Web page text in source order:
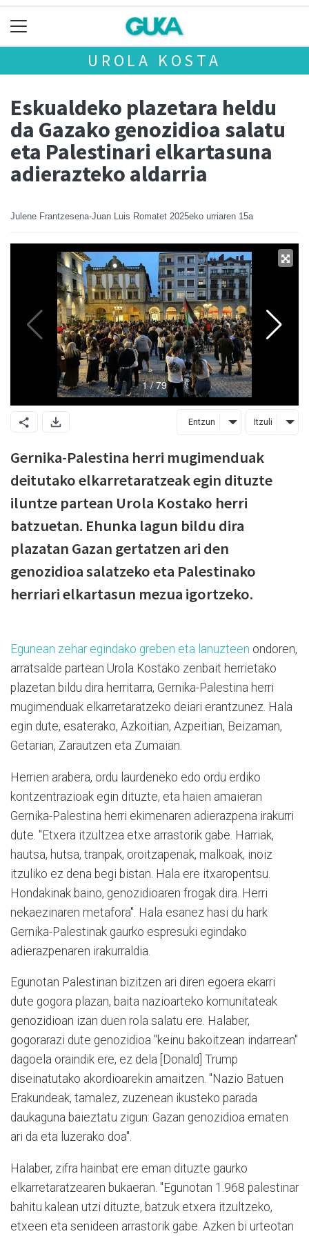
UROLA KOSTA
Eskualdeko plazetara heldu
da Gazako genozidioa salatu
eta Palestinari elkartasuna
adierazteko aldarria
Julene Frantzesena-Juan Luis Romatet 2025eko urriaren 15a
Entzun Itzuli
Gernika-Palestina herri mugimenduak
deitutako elkarretaratzeak egin dituzte
iluntze partean Urola Kostako herri
batzuetan. Ehunka lagun bildu dira
plazatan Gazan gertatzen ari den
genozidioa salatzeko eta Palestinako
herriari elkartasun mezua igortzeko.
Egunean zehar egindako greben eta lanuzteen ondoren,
arratsalde partean Urola Kostako zenbait herrietako
plazetan bildu dira herritarra, Gernika-Palestina herri
mugimenduak elkarretaratzeko deiari erantzunez. Hala
egin dute, esaterako, Azkoitian, Azpeitian, Beizaman,
Getarian, Zarautzen eta Zumaian.
Herrien arabera, ordu laurdeneko edo ordu erdiko
kontzentrazioak egin dituzte, eta haien amaieran
Gernika-Palestina herri ekimenaren adierazpena irakurri
dute. "Etxera itzultzea etxe arrastorik gabe. Harriak,
hautsa, hutsa, tranpak, oroitzapenak, malkoak, inoiz
itzuliko ez dena begi bistan. Hala ere itxaropentsu.
Hondakinak baino, genozidioaren frogak dira. Herri
nekaezinaren metafora". Hala esanez hasi du hark
Gernika-Palestinak gaurko espresuki egindako
adierazpenaren irakurraldia.
Egunotan Palestinan bizitzen ari diren egoera ekarri
dute gogora plazan, baita nazioarteko komunitateak
genozidioan izan duen rola salatu ere. Halaber,
gogorarazi dute genozidioa "keinu bakoitzean indarrean"
dagoela oraindik ere, ez dela [Donald] Trump
diseinatutako akordioarekin amaitzen. "Nazio Batuen
Erakundeak, tamalez, zuzenean ikusteko parada
daukaguna baieztatu zigun: Gazan genozidioa ematen
ari da eta luzerako doa".
Halaber, zifra hainbat ere eman dituzte gaurko
elkarretaratzearen bukaeran. "Egunotan 1.968 palestinar
bahitu kalean utzi dituzte, batzuk etxera itzultzeko,
etxeen eta senideen arrastorik gabe. Azken bi urteotan